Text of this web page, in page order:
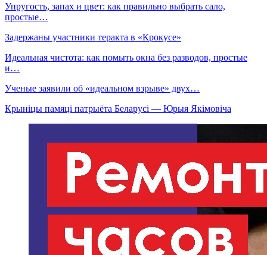
Упругость, запах и цвет: как правильно выбрать сало,
простые…
Задержаны участники теракта в «Крокусе»
Идеальная чистота: как помыть окна без разводов, простые
и…
Ученые заявили об «идеальном взрыве» двух…
Крыніцы памяці патрыёта Беларусі — Юрыя Якімовіча